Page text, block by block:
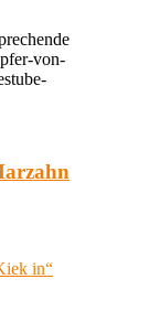
von-
in“